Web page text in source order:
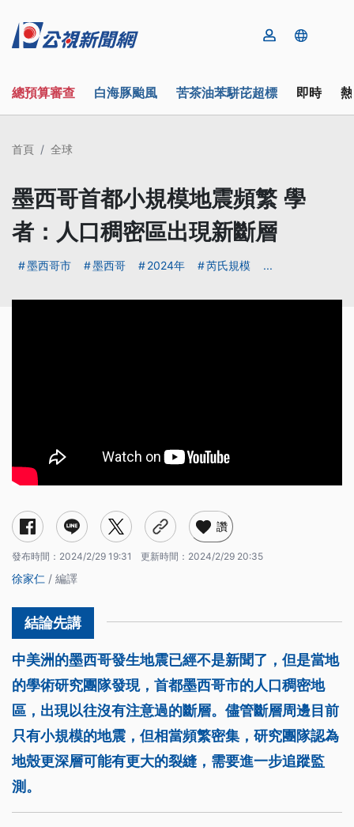
總預算審查 白海豚颱風 苦茶油苯駢芘超標 即時
首頁 全球
墨西哥首都小規模地震頻繁 學
者：人口稠密區出現新斷層
墨西哥市 墨西哥 2024年 芮氏規模 ...
讚
發布時間： 2024/2/29 19:31 更新時間： 2024/2/29 20:35
徐家仁 / 編譯
中美洲的墨西哥發生地震已經不是新聞了，但是當地
的學術研究團隊發現，首都墨西哥市的人口稠密地
區，出現以往沒有注意過的斷層。儘管斷層周邊目前
只有小規模的地震，但相當頻繁密集，研究團隊認為
地殼更深層可能有更大的裂縫，需要進一步追蹤監
測。